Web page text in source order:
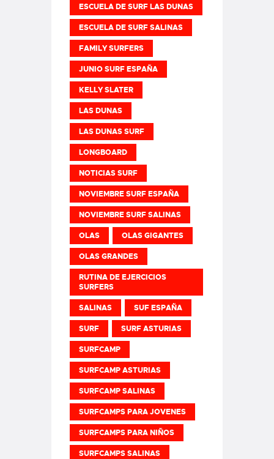
ESCUELA DE SURF LAS DUNAS
ESCUELA DE SURF SALINAS
FAMILY SURFERS
JUNIO SURF ESPAÑA
KELLY SLATER
LAS DUNAS
LAS DUNAS SURF
LONGBOARD
NOTICIAS SURF
NOVIEMBRE SURF ESPAÑA
NOVIEMBRE SURF SALINAS
OLAS OLAS GIGANTES
OLAS GRANDES
RUTINA DE EJERCICIOS
SURFERS
SALINAS SUF ESPAÑA
SURF SURF ASTURIAS
SURFCAMP
SURFCAMP ASTURIAS
SURFCAMP SALINAS
SURFCAMPS PARA JOVENES
SURFCAMPS PARA NIÑOS
SURFCAMPS SALINAS